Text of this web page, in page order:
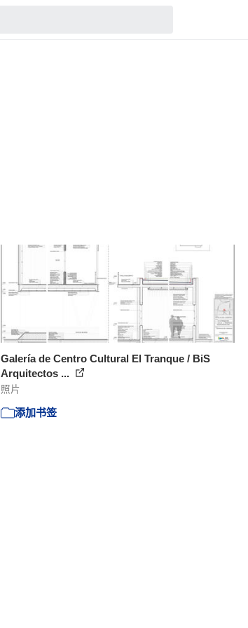
Galería de Centro Cultural El Tranque / BiS
Arquitectos ...
照片
添加书签